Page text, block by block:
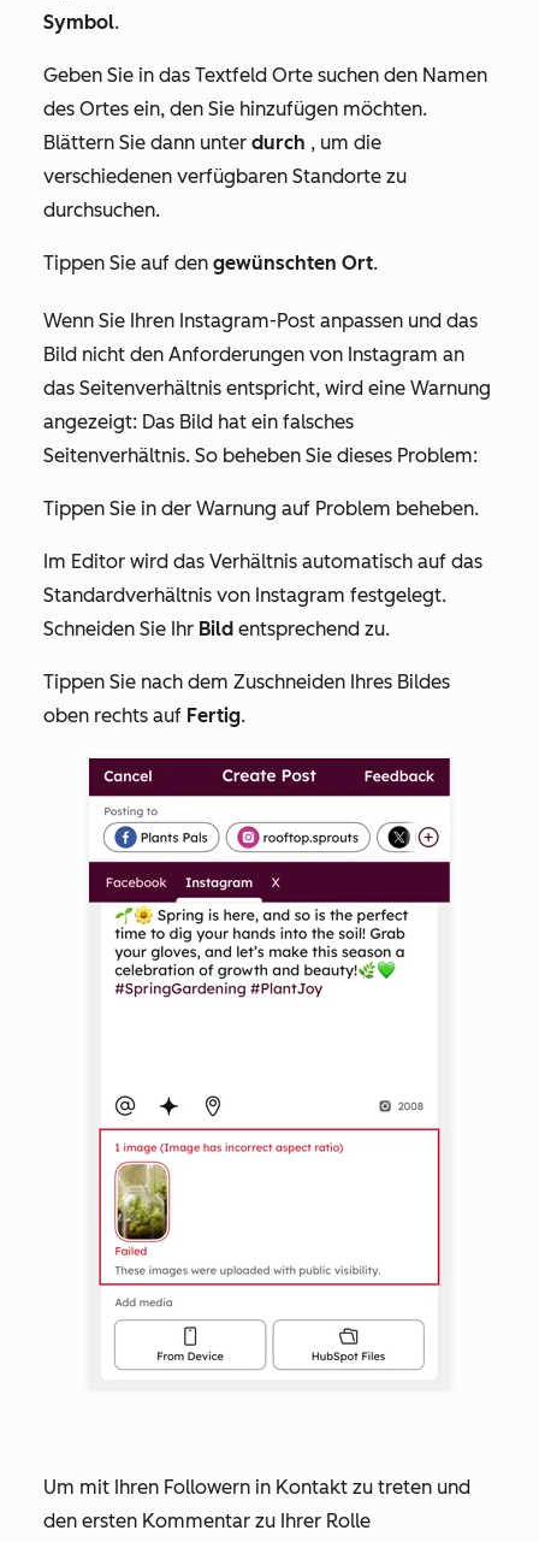
Symbol.
Geben Sie in das Textfeld Orte suchen den Namen
des Ortes ein, den Sie hinzufügen möchten.
Blättern Sie dann unter durch , um die
verschiedenen verfügbaren Standorte zu
durchsuchen.
Tippen Sie auf den gewünschten Ort.
Wenn Sie Ihren Instagram-Post anpassen und das
Bild nicht den Anforderungen von Instagram an
das Seitenverhältnis entspricht, wird eine Warnung
angezeigt: Das Bild hat ein falsches
Seitenverhältnis. So beheben Sie dieses Problem:
Tippen Sie in der Warnung auf Problem beheben.
Im Editor wird das Verhältnis automatisch auf das
Standardverhältnis von Instagram festgelegt.
Schneiden Sie Ihr Bild entsprechend zu.
Tippen Sie nach dem Zuschneiden Ihres Bildes
oben rechts auf Fertig.
Um mit Ihren Followern in Kontakt zu treten und
den ersten Kommentar zu Ihrer Rolle